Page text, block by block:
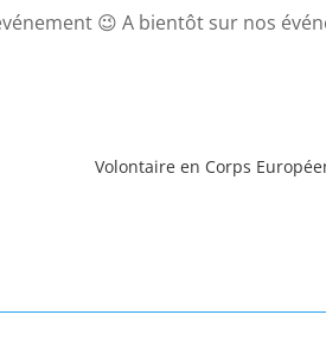
😉 A bientôt sur nos
Volontaire en Corps